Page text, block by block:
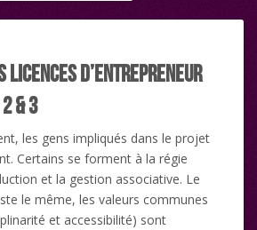
licences d’entrepreneur
& 3
les gens impliqués dans le projet
Certains se forment à la régie
et la gestion associative. Le
le même, les valeurs communes
et accessibilité) sont